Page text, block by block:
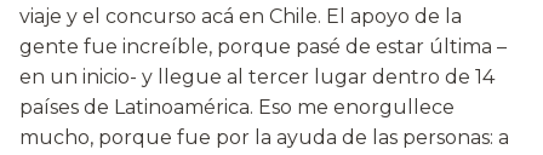
viaje y el concurso acá en Chile. El apoyo de la
gente fue increíble, porque pasé de estar última –
en un inicio- y llegue al tercer lugar dentro de 14
países de Latinoamérica. Eso me enorgullece
mucho, porque fue por la ayuda de las personas: a